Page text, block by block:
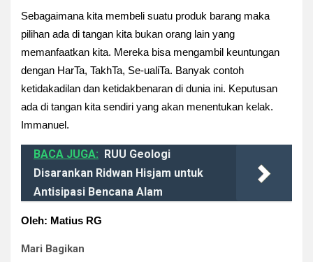
Sebagaimana kita membeli suatu produk barang maka
pilihan ada di tangan kita bukan orang lain yang
memanfaatkan kita. Mereka bisa mengambil keuntungan
dengan HarTa, TakhTa, Se-ualiTa. Banyak contoh
ketidakadilan dan ketidakbenaran di dunia ini. Keputusan
ada di tangan kita sendiri yang akan menentukan kelak.
Immanuel.
BACA JUGA:
RUU Geologi
Disarankan Ridwan Hisjam untuk
Antisipasi Bencana Alam
Oleh: Matius RG
Mari Bagikan